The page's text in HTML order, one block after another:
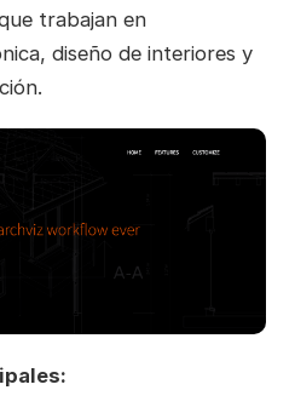
trabajan en
diseño de interiores y